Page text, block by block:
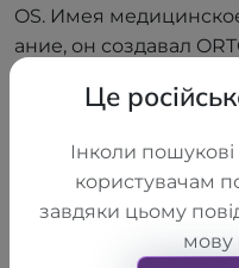
OS. Имея
ание, он создавал
имея крупное
ение открыть
ря глубокому
одства до
лем — ему удалось
Це
Інколи
користувачам
завдяки цьому
мову